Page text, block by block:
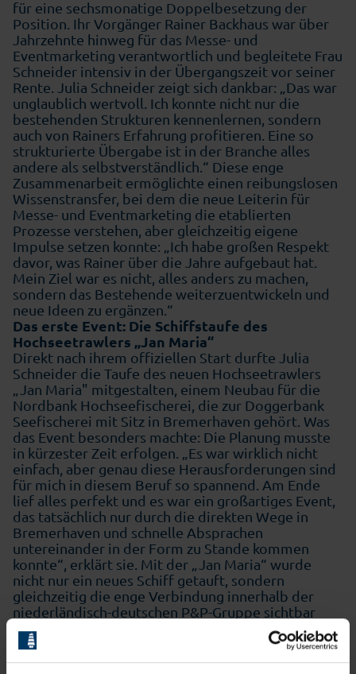
für eine sechsmonatige Doppelbesetzung der
Position. Ihr Vorgänger Rainer Backhaus war über
Jahrzehnte hinweg für das Messe- und
Eventmarketing verantwortlich und begleitete Frau
Schneider intensiv in der Übergangszeit vor seiner
Rente. Julia Schneider zeigt sich dankbar: „Das war
unglaublich wertvoll. Ich konnte nicht nur die
bestehenden Strukturen kennenlernen, sondern
auch von Rainers Erfahrung profitieren. Eine so
strukturierte Übergabe ist in der Branche alles
andere als selbstverständlich.“ Diese enge
Zusammenarbeit ermöglichte einen reibungslosen
Wissenstransfer, bei dem die neue Leiterin für
Messe- und Eventmarketing die etablierten
Prozesse verstehen, aber gleichzeitig eigene
Impulse setzen konnte: „Ich habe großen Respekt
davor, was Rainer über die Jahre aufgebaut hat.
Mein Ziel war es nicht, alles anders zu machen,
sondern das Bestehende weiterzuentwickeln und
neue Ideen zu ergänzen.“
Das erste Event: Die Schiffstaufe des
Hochseetrawlers „Jan Maria“
Direkt nach ihrem offiziellen Start durfte Julia
Schneider die Taufe des neuen Hochseetrawlers
„Jan Maria" mitgestalten, einem Neubau für die
Nordbank Hochseefischerei, die zur Doggerbank
Seefischerei mit Sitz in Bremerhaven gehört. Was
das Event besonders machte: Die Planung musste
in kürzester Zeit erfolgen. „Es war wirklich nicht
einfach, aber genau diese Herausforderungen sind
für mich in diesem Beruf so spannend. Am Ende
lief alles perfekt und es war ein großartiges Event,
das tatsächlich nur durch die direkten Wege in
Bremerhaven und schnelle Absprachen
untereinander in der Form zu Stande kommen
konnte“, erklärt sie. Mit der „Jan Maria“ wurde
nicht nur ein neues Schiff getauft, sondern
gleichzeitig die enge Verbindung innerhalb der
niederländisch-deutschen P&P-Gruppe sichtbar
gemacht, zu der auch Deutsche See, die Nordbank
Hochseefischerei sowie weitere Unternehmen in
Bremerhaven gehören. Für Julia Schneider war das